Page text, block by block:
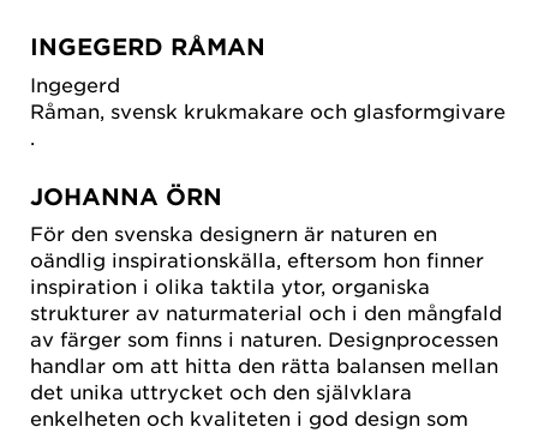
INGEGERD RÅMAN
Ingegerd
Råman, svensk krukmakare och glasformgivare
JOHANNA ÖRN
För den svenska designern är naturen en
oändlig inspirationskälla, eftersom hon finner
inspiration i olika taktila ytor, organiska
strukturer av naturmaterial och i den mångfald
av färger som finns i naturen. Designprocessen
handlar om att hitta den rätta balansen mellan
det unika uttrycket och den självklara
enkelheten och kvaliteten i god design som